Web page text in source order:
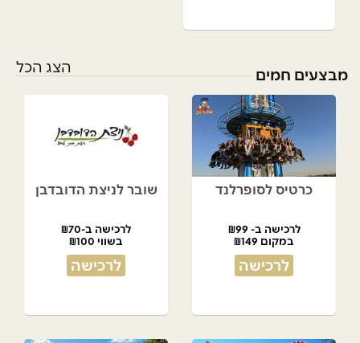
מבצעים חמים הצג הכל
כרטיס לסופרלנד
לרכישה ב- ₪99
במקום ₪149
לרכישה
שובר לניצת הדובדבן
לרכישה ב-₪70
בשווי ₪100
לרכישה